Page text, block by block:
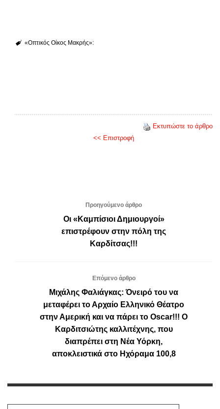
«Οπτικός Οίκος Μακρής»:
Εκτυπώστε το άρθρο
<< Επιστροφή
Προηγούμενο άρθρο
Οι «Καμπίσιοι Δημιουργοί»
επιστρέφουν στην πόλη της
Καρδίτσας!!!
Επόμενο άρθρο
Μιχάλης Φαλιάγκας: Όνειρό του να
μεταφέρει το Αρχαίο Ελληνικό Θέατρο
στην Αμερική και να πάρει το Oscar!!! Ο
Καρδιτσιώτης καλλιτέχνης, που
διαπρέπει στη Νέα Υόρκη,
αποκλειστικά στο Ηχόραμα 100,8